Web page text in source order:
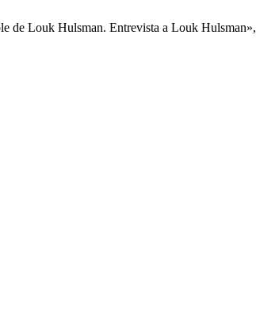
de Louk Hulsman. Entrevista a Louk Hulsman»,